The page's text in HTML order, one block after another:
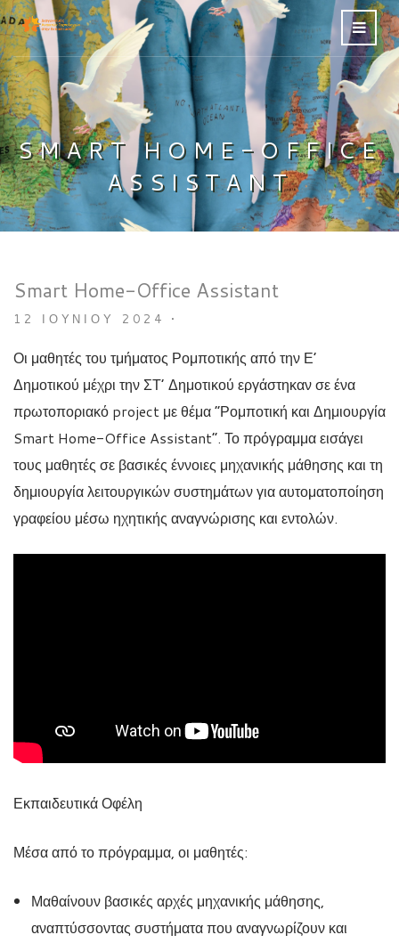
SMART HOME-OFFICE
ASSISTANT
Smart Home-Office Assistant
12 ΙΟΥΝΊΟΥ 2024 •
Οι μαθητές του τμήματος Ρομποτικής από την Ε’
Δημοτικού μέχρι την ΣΤ’ Δημοτικού εργάστηκαν σε ένα
πρωτοποριακό project με θέμα “Ρομποτική και Δημιουργία
Smart Home-Office Assistant”. Το πρόγραμμα εισάγει
τους μαθητές σε βασικές έννοιες μηχανικής μάθησης και τη
δημιουργία λειτουργικών συστημάτων για αυτοματοποίηση
γραφείου μέσω ηχητικής αναγνώρισης και εντολών.
Εκπαιδευτικά Οφέλη
Μέσα από το πρόγραμμα, οι μαθητές:
Μαθαίνουν βασικές αρχές μηχανικής μάθησης,
αναπτύσσοντας συστήματα που αναγνωρίζουν και